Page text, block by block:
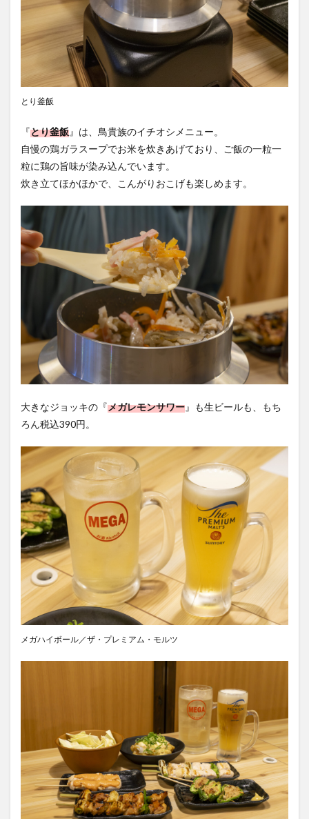
とり釜飯
『とり釜飯』は、鳥貴族のイチオシメニュー。
自慢の鶏ガラスープでお米を炊きあげており、ご飯の一粒一
粒に鶏の旨味が染み込んでいます。
炊き立てほかほかで、こんがりおこげも楽しめます。
大きなジョッキの『メガレモンサワー』も生ビールも、もち
ろん税込390円。
メガハイボール／ザ・プレミアム・モルツ